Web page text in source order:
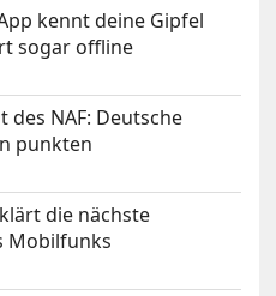
kennt deine Gipfel
sogar offline
des NAF: Deutsche
punkten
die nächste
Mobilfunks